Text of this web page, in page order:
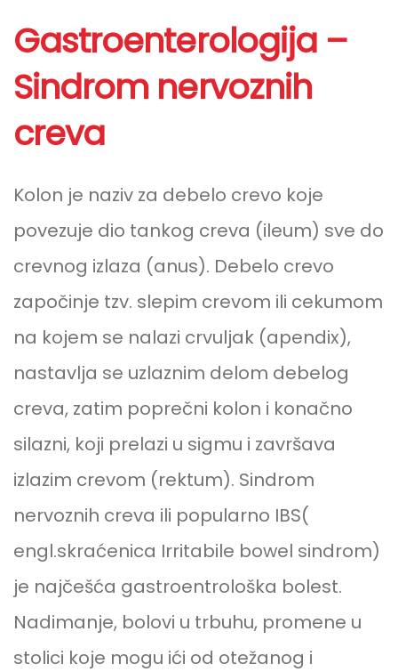
Gastroenterologija –
Sindrom nervoznih
creva
Kolon je naziv za debelo crevo koje
povezuje dio tankog creva (ileum) sve do
crevnog izlaza (anus). Debelo crevo
započinje tzv. slepim crevom ili cekumom
na kojem se nalazi crvuljak (apendix),
nastavlja se uzlaznim delom debelog
creva, zatim poprečni kolon i konačno
silazni, koji prelazi u sigmu i završava
izlazim crevom (rektum). Sindrom
nervoznih creva ili popularno IBS(
engl.skraćenica Irritabile bowel sindrom)
je najčešća gastroentrološka bolest.
Nadimanje, bolovi u trbuhu, promene u
stolici koje mogu ići od otežanog i